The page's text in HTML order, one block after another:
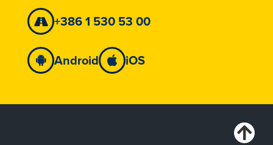
+386 1 530 53 00
Android iOS